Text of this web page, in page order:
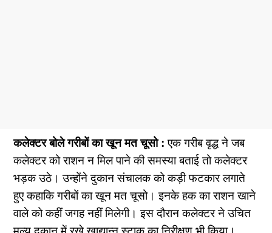
कलेक्टर बोले गरीबों का खून मत चूसो : एक गरीब वृद्ध ने जब
कलेक्टर को राशन न मिल पाने की समस्या बताई तो कलेक्टर
भड़क उठे। उन्होंने दुकान संचालक को कड़ी फटकार लगाते
हुए कहाकि गरीबों का खून मत चूसो। इनके हक का राशन खाने
वाले को कहीं जगह नहीं मिलेगी। इस दौरान कलेक्टर ने उचित